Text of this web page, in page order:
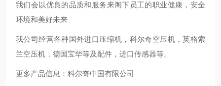
我们会以优良的品质和服务来阁下员工的职业健康，安全
环境和美好未来
我公司经营各种国外进口压缩机，科尔奇空压机，英格索
兰空压机，德国宝华等及配件，进口传感器等。
更多产品信息：科尔奇中国有限公司